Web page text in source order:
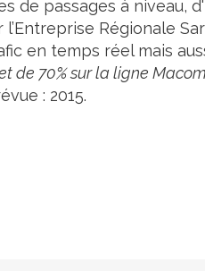
de passages à niveau,
Régionale
en temps réel mais
de 70% sur la ligne
: 2015.